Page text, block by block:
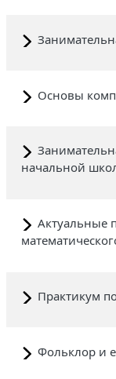
Основы
начальной
Актуальные
Практикум
Фольклор и